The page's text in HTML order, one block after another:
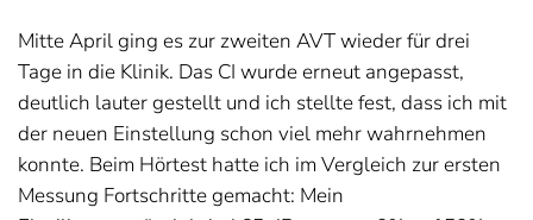
Mitte April ging es zur zweiten AVT wieder für drei
Tage in die Klinik. Das CI wurde erneut angepasst,
deutlich lauter gestellt und ich stellte fest, dass ich mit
der neuen Einstellung schon viel mehr wahrnehmen
konnte. Beim Hörtest hatte ich im Vergleich zur ersten
Messung Fortschritte gemacht: Mein